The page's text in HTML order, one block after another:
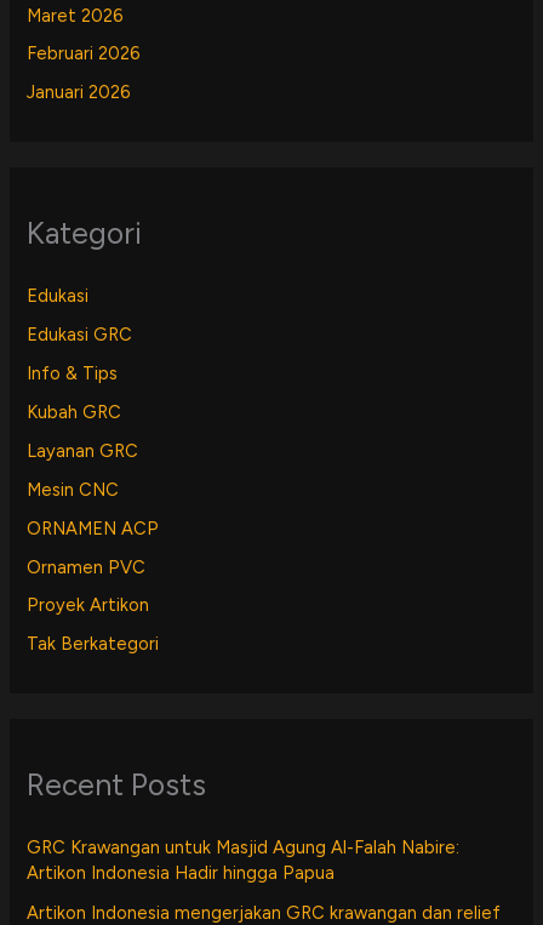
Maret 2026
Februari 2026
Januari 2026
Kategori
Edukasi
Edukasi GRC
Info & Tips
Kubah GRC
Layanan GRC
Mesin CNC
ORNAMEN ACP
Ornamen PVC
Proyek Artikon
Tak Berkategori
Recent Posts
GRC Krawangan untuk Masjid Agung Al-Falah Nabire:
Artikon Indonesia Hadir hingga Papua
Artikon Indonesia mengerjakan GRC krawangan dan relief